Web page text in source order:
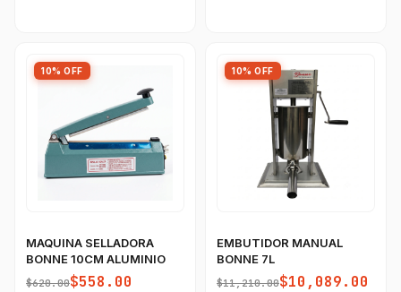
10% OFF
MAQUINA SELLADORA
BONNE 10CM ALUMINIO
$620.00$558.00
10% OFF
EMBUTIDOR MANUAL
BONNE 7L
$11,210.00$10,089.00